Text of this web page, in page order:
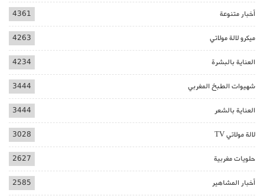
أخبار متنوعة 4361
ميكرو لالة مولاتي 4263
العناية بالبشرة 4234
شهيوات الطبخ المغربي 3444
العناية بالشعر 3444
لالة مولاتي TV 3028
حلويات مغربية 2627
أخبار المشاهير 2585